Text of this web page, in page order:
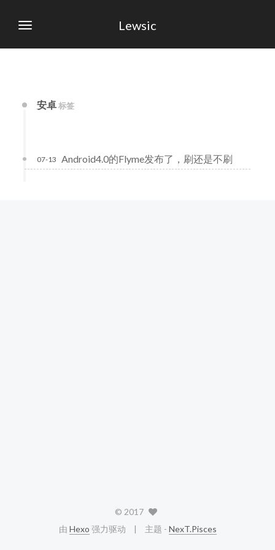
Lewsic
安卓标签
Android4.0的Flyme发布了，刷还是不刷
07-13
© 2017
由 Hexo 强力驱动 主题 - NexT.Pisces